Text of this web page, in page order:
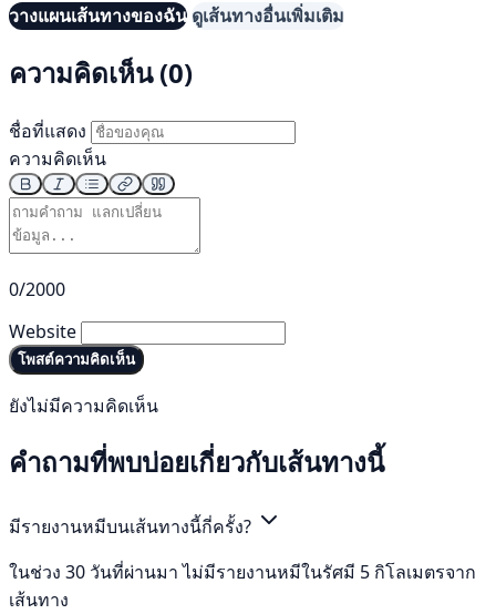
วางแผนเส้นทางของฉัน ดูเส้นทางอื่นเพิ่มเติม
ความคิดเห็น (0)
ชื่อที่แสดง
ความคิดเห็น
0/2000
Website
โพสต์ความคิดเห็น
ยังไม่มีความคิดเห็น
คำถามที่พบบ่อยเกี่ยวกับเส้นทางนี้
มีรายงานหมีบนเส้นทางนี้กี่ครั้ง?
ในช่วง 30 วันที่ผ่านมา ไม่มีรายงานหมีในรัศมี 5 กิโลเมตรจาก
เส้นทาง